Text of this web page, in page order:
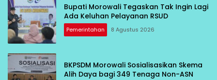
Bupati Morowali Tegaskan Tak Ingin Lagi
Ada Keluhan Pelayanan RSUD
Pemerintahan 8 Agustus 2026
BKPSDM Morowali Sosialisasikan Skema
Alih Daya bagi 349 Tenaga Non-ASN